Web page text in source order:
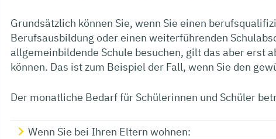
Grundsätzlich können Sie, wenn Sie einen
Berufsausbildung oder einen weiterführenden
allgemeinbildende Schule besuchen, gilt das aber erst
können. Das ist zum Beispiel der Fall, wenn Sie den
Der monatliche Bedarf für Schülerinnen und Schüler
Wenn Sie bei Ihren Eltern wohnen: